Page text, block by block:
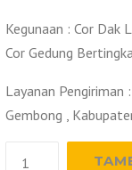
Kegunaan : Cor Dak
Cor Gedung
Layanan
Gembong ,